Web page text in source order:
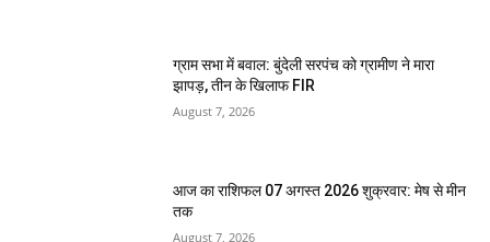
ग्राम सभा में बवाल: बुंदेली सरपंच को ग्रामीण ने मारा
झापड़, तीन के खिलाफ FIR
August 7, 2026
आज का राशिफल 07 अगस्त 2026 शुक्रवार: मेष से मीन
तक
August 7, 2026